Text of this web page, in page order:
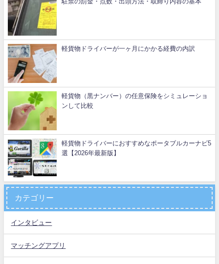
駐禁の罰金・点数・出頭方法・取締り内容の基本
軽貨物ドライバーが一ヶ月にかかる経費の内訳
軽貨物（黒ナンバー）の任意保険をシミュレーショ
ンして比較
軽貨物ドライバーにおすすめなポータブルカーナビ5
選【2026年最新版】
カテゴリー
インタビュー
マッチングアプリ